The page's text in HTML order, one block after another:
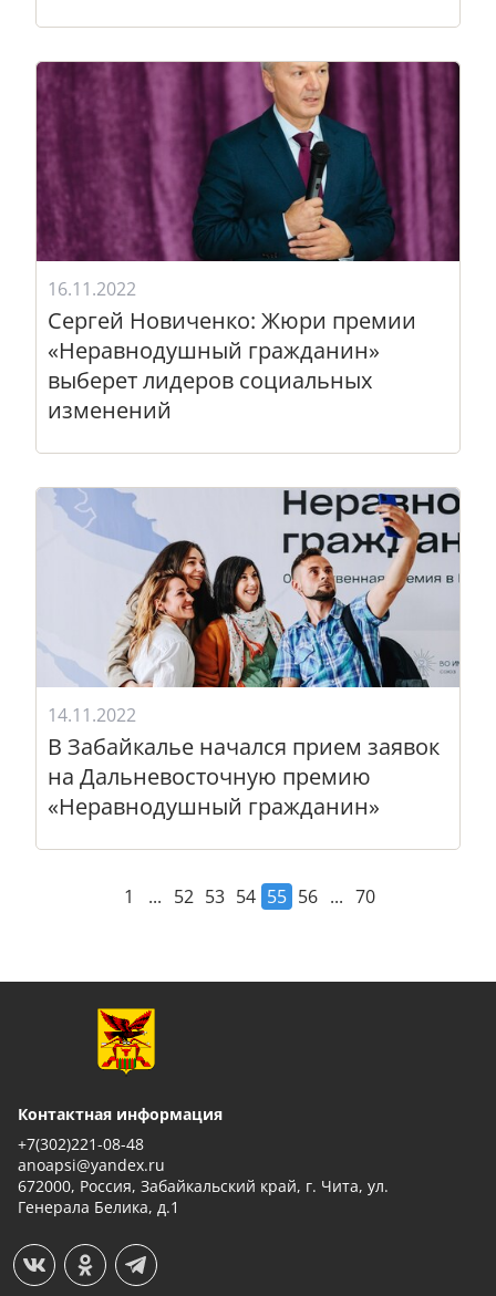
16.11.2022
Сергей Новиченко: Жюри премии
«Неравнодушный гражданин»
выберет лидеров социальных
изменений
14.11.2022
В Забайкалье начался прием заявок
на Дальневосточную премию
«Неравнодушный гражданин»
1 ... 52 53 54 55 56 ... 70
Контактная информация
+7(302)221-08-48
anoapsi@yandex.ru
672000, Россия, Забайкальский край, г. Чита, ул.
Генерала Белика, д.1